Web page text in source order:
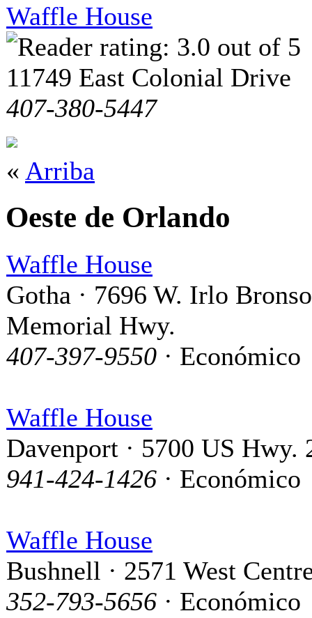
Waffle House
11749 East Colonial Drive
407-380-5447
« Arriba
Oeste de Orlando
Waffle House
Gotha · 7696 W. Irlo
Memorial Hwy.
407-397-9550 · Económico
Waffle House
Davenport · 5700 US Hwy.
941-424-1426 · Económico
Waffle House
Bushnell · 2571 West
352-793-5656 · Económico